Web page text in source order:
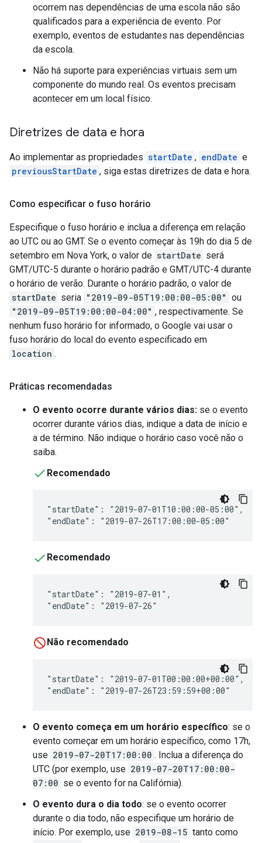
ocorrem nas dependências de uma escola não são
qualificados para a experiência de evento. Por
exemplo, eventos de estudantes nas dependências
da escola.
Não há suporte para experiências virtuais sem um
componente do mundo real. Os eventos precisam
acontecer em um local físico.
Diretrizes de data e hora
Ao implementar as propriedades startDate , endDate e
previousStartDate , siga estas diretrizes de data e hora.
Como especificar o fuso horário
Especifique o fuso horário e inclua a diferença em relação
ao UTC ou ao GMT. Se o evento começar às 19h do dia 5 de
setembro em Nova York, o valor de startDate será
GMT/UTC-5 durante o horário padrão e GMT/UTC-4 durante
o horário de verão. Durante o horário padrão, o valor de
startDate seria "2019-09-05T19:00:00-05:00" ou
"2019-09-05T19:00:00-04:00" , respectivamente. Se
nenhum fuso horário for informado, o Google vai usar o
fuso horário do local do evento especificado em
location .
Práticas recomendadas
O evento ocorre durante vários dias: se o evento
ocorrer durante vários dias, indique a data de início e
a de término. Não indique o horário caso você não o
saiba.
Recomendado
"startDate": "2019-07-01T10:00:00-05:00",
"endDate": "2019-07-26T17:00:00-05:00"
Recomendado
"startDate": "2019-07-01",
"endDate": "2019-07-26"
Não recomendado
"startDate": "2019-07-01T00:00:00+00:00",
"endDate": "2019-07-26T23:59:59+00:00"
O evento começa em um horário específico: se o
evento começar em um horário específico, como 17h,
use 2019-07-20T17:00:00 . Inclua a diferença do
UTC (por exemplo, use 2019-07-20T17:00:00-
07:00 se o evento for na Califórnia).
O evento dura o dia todo: se o evento ocorrer
durante o dia todo, não especifique um horário de
início. Por exemplo, use 2019-08-15 tanto como